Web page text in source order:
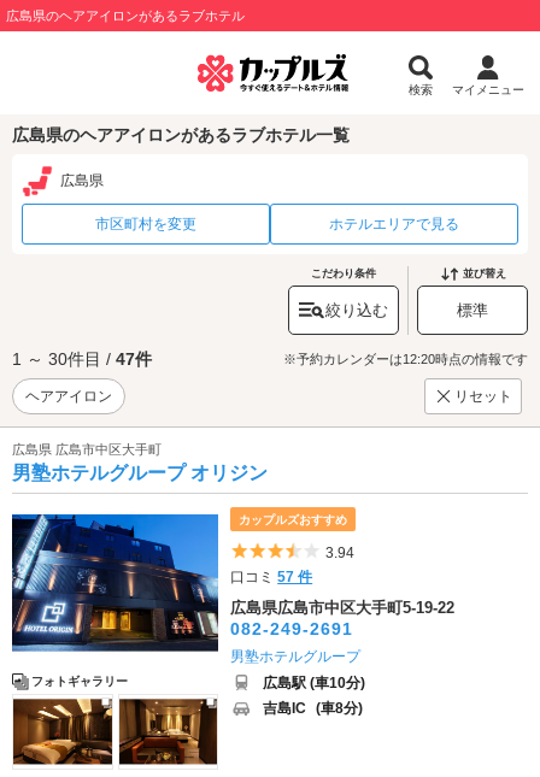
広島県のヘアアイロンがあるラブホテル
検索 マイメニュー
広島県のヘアアイロンがあるラブホテル一覧
広島県
市区町村を変更 ホテルエリアで見る
こだわり条件
絞り込む
並び替え
標準
1 ～ 30件目 / 47件 ※予約カレンダーは12:20時点の情報です
ヘアアイロン リセット
広島県 広島市中区大手町
男塾ホテルグループ オリジン
フォトギャラリー
カップルズおすすめ
5つ星のうち3.5
3.94
口コミ57 件
広島県広島市中区大手町5-19-22
082-249-2691
男塾ホテルグループ
広島駅 (車10分)
吉島IC (車8分)